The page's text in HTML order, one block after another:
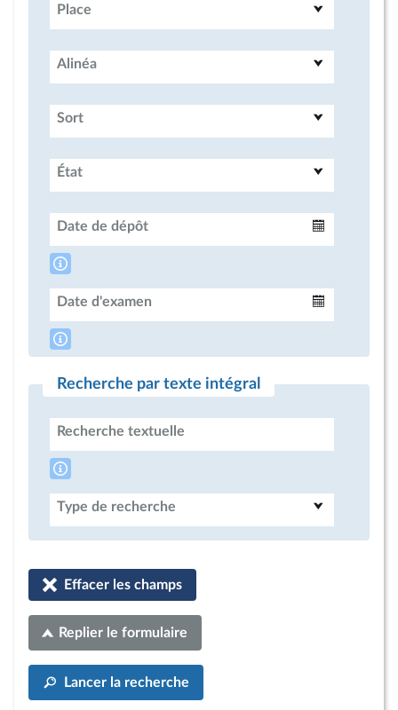
Place
Alinéa
Sort
État
Date de dépôt
Date d'examen
Recherche par texte intégral
Recherche textuelle
Type de recherche
Effacer les champs
Replier le formulaire
Lancer la recherche